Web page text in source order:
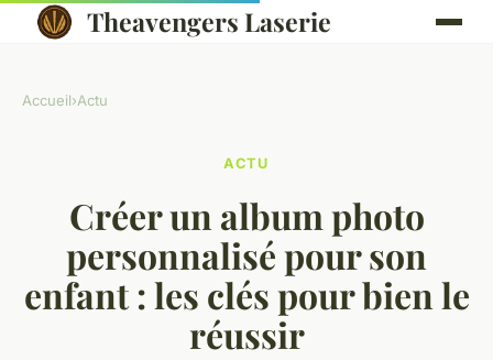
Theavengers Laserie
Accueil›Actu
ACTU
Créer un album photo
personnalisé pour son
enfant : les clés pour bien le
réussir